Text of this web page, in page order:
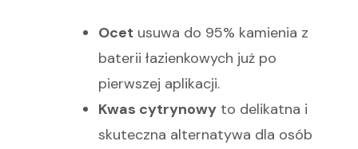
Ocet usuwa do 95% kamienia z
baterii łazienkowych już po
pierwszej aplikacji.
Kwas cytrynowy to delikatna i
skuteczna alternatywa dla osób